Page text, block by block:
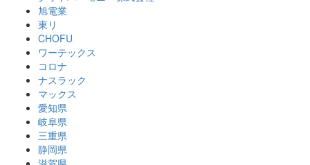
旭電業
東リ
CHOFU
ワーテックス
コロナ
ナスラック
マックス
愛知県
岐阜県
三重県
静岡県